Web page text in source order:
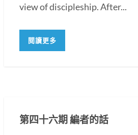
view of discipleship. After...
閱讀更多
第四十六期 編者的話